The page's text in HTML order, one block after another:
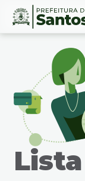
Ir
Conteúdo